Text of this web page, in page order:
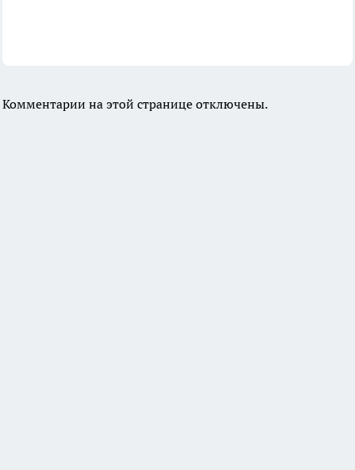
Комментарии на этой странице отключены.